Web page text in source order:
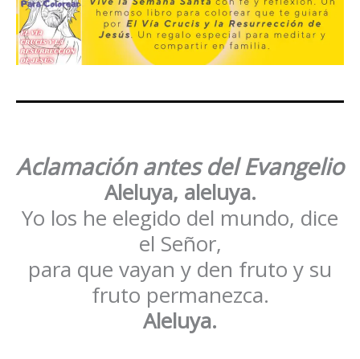
Aclamación antes del Evangelio
Aleluya, aleluya.
Yo los he elegido del mundo, dice
el Señor,
para que vayan y den fruto y su
fruto permanezca.
Aleluya.